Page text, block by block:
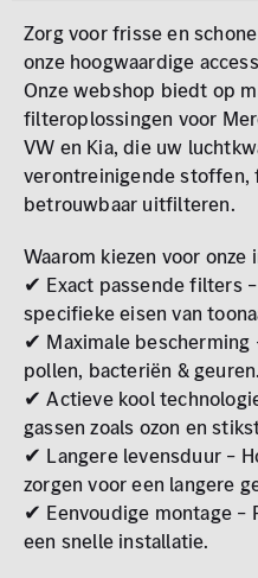
Zorg voor frisse en
onze hoogwaardige
Onze webshop biedt op
filteroplossingen voor
VW en Kia, die uw
verontreinigende stoffen,
betrouwbaar uitfilteren.
Waarom kiezen voor
✔ Exact passende filters
specifieke eisen van
✔ Maximale
pollen, bacteriën & geuren.
✔ Actieve kool
gassen zoals ozon en
✔ Langere levensduur –
zorgen voor een langere
✔ Eenvoudige montage
een snelle installatie.